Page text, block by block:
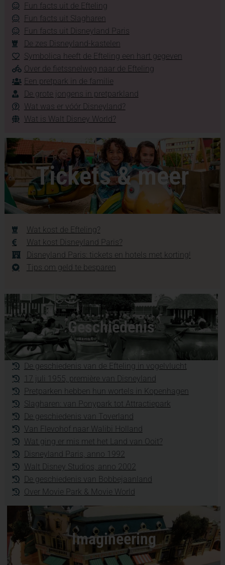
Fun facts uit de Efteling
Fun facts uit Slagharen
Fun facts uit Disneyland Paris
De zes Disneyland-kastelen
Symbolica heeft de Efteling een hart gegeven
Over de fietssnelweg naar de Efteling
Een pretpark in de familie
De grote jongens in pretparkland
Wat was er vóór Disneyland?
Wat is Walt Disney World?
Tickets & meer
Wat kost de Efteling?
Wat kost Disneyland Paris?
Disneyland Paris: tickets en hotels met korting!
Tips om geld te besparen
Geschiedenis
De geschiedenis van de Efteling in vogelvlucht
17 juli 1955, première van Disneyland
Pretparken hebben hun wortels in Kopenhagen
Slagharen: van Ponypark tot Attractiepark
De geschiedenis van Toverland
Van Flevohof naar Walibi Holland
Wat ging er mis met het Land van Ooit?
Disneyland Paris, anno 1992
Walt Disney Studios, anno 2002
De geschiedenis van Bobbejaanland
Over Movie Park & Movie World
Imagineering